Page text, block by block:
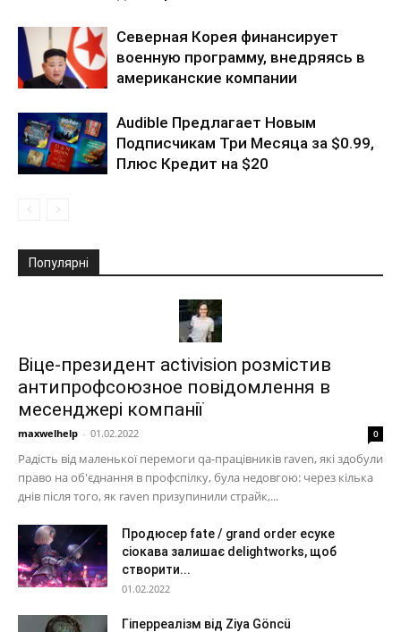
Северная Корея финансирует
военную программу, внедряясь в
американские компании
Audible Предлагает Новым
Подписчикам Три Месяца за $0.99,
Плюс Кредит на $20
Популярні
Віце-президент activision розмістив
антипрофсоюзное повідомлення в
месенджері компанії
maxwelhelp - 01.02.2022 0
Радість від маленької перемоги qa-працівників raven, які здобули
право на об'єднання в профспілку, була недовгою: через кілька
днів після того, як raven призупинили страйк,...
Продюсер fate / grand order есуке
сіокава залишає delightworks, щоб
створити...
01.02.2022
Гіперреалізм від Ziya Göncü